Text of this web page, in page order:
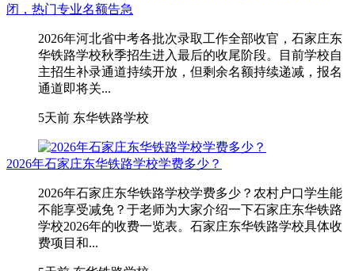
闭，热门专业名额告急
2026年河北省中考各批次录取工作全部收官，石家庄东
华铁路学校秋季招生进入最后的收尾阶段。目前学校自
主招生补录通道持续开放，但剩余名额持续递减，报名
通道即将关...
5天前 东华铁路学校
2026年石家庄东华铁路学校学费多少？
2026年石家庄东华铁路学校学费多少？农村户口学生能
不能享受减免？于老师为大家介绍一下石家庄东华铁路
学校2026年的收费一览表。石家庄东华铁路学校具体收
费项目和...